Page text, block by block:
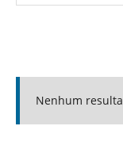
Nenhum